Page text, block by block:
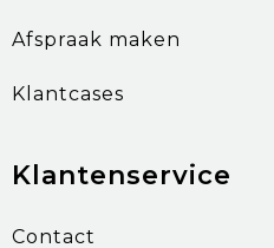
Afspraak maken
Klantcases
Klantenservice
Contact